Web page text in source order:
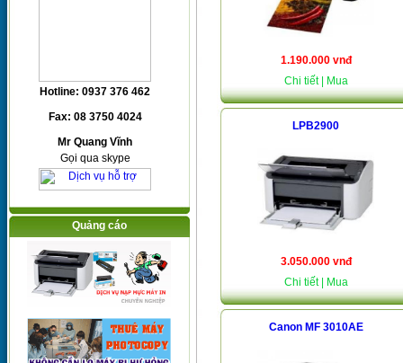
Hotline: 0937 376 462
Fax: 08 3750 4024
Mr Quang Vĩnh
Gọi qua skype
Quảng cáo
1.190.000 vnđ
Chi tiết
| Mua
LPB2900
3.050.000 vnđ
Chi tiết
| Mua
Canon MF 3010AE